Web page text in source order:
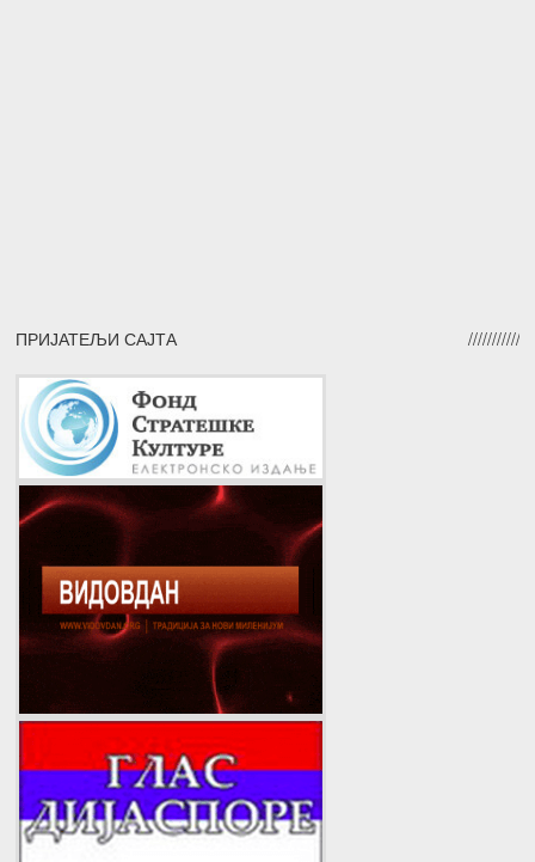
ПРИЈАТЕЉИ САЈТА